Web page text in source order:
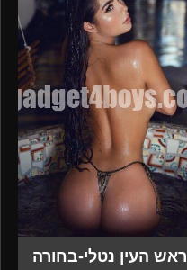
ראש העין נטלי-בחורה